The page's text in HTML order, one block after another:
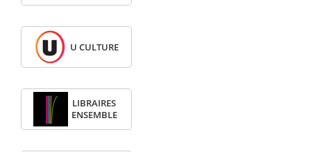
U CULTURE
LIBRAIRES
ENSEMBLE